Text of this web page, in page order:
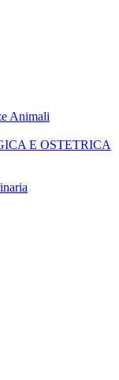
Animali
E OSTETRICA